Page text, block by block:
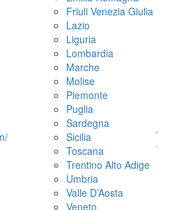
Friuli Venezia Giulia
Lazio
Liguria
Lombardia
Marche
Molise
Piemonte
Puglia
Sardegna
Sicilia
Toscana
Trentino Alto Adige
Umbria
Valle D’Aosta
Veneto